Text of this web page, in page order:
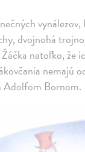
dvojnohá
natoľko, že
nemajú
Adolfom Bornom.